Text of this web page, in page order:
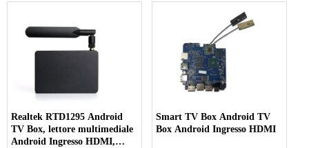
Realtek RTD1295 Android
TV Box, lettore multimediale
Android Ingresso HDMI,
Smart TV Box Android TV
Box Android Ingresso HDMI